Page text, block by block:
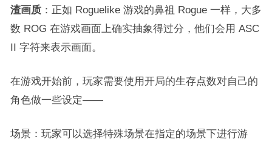
渣画质：正如 Roguelike 游戏的鼻祖 Rogue 一样，大多
数 ROG 在游戏画面上确实抽象得过分，他们会用 ASC
II 字符来表示画面。
在游戏开始前，玩家需要使用开局的生存点数对自己的
角色做一些设定——
场景：玩家可以选择特殊场景在指定的场景下进行游